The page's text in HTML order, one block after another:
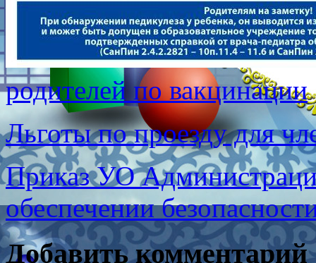
родителей по вакцинации
Льготы по проезду для
Приказ УО
обеспечении
Добавить комментарий